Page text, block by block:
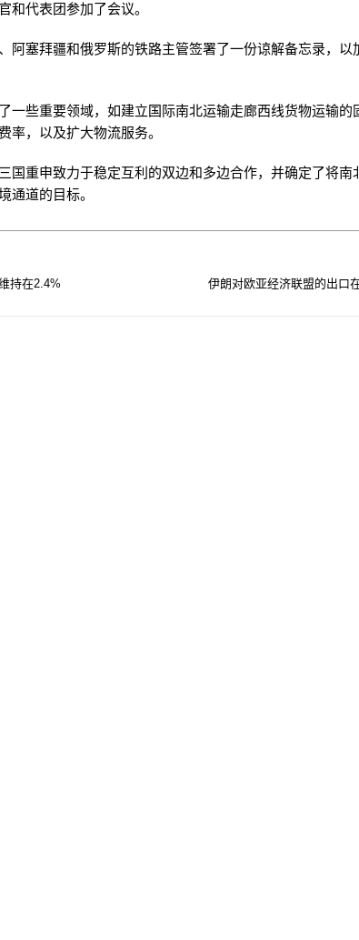
和代表团参加了会议。
阿塞拜疆和俄罗斯的铁路主管签署了一份谅解备忘录，以
一些重要领域，如建立国际南北运输走廊西线货物运输的
率，以及扩大物流服务。
国重申致力于稳定互利的双边和多边合作，并确定了将南
通道的目标。
持在2.4% 伊朗对欧亚经济联盟的出口